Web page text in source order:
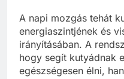
A napi mozgás tehát
energiaszintjének és
irányításában. A
hogy segít kutyádnak
egészségesen élni,